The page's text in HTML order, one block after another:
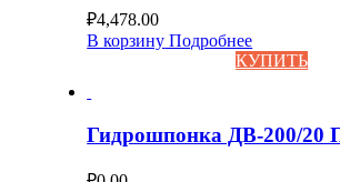
₽4,478.00
В корзину Подробнее
КУПИТЬ
Гидрошпонка ДВ-200/20